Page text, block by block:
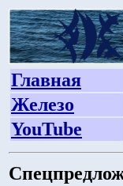
Главная
Железо
YouTube